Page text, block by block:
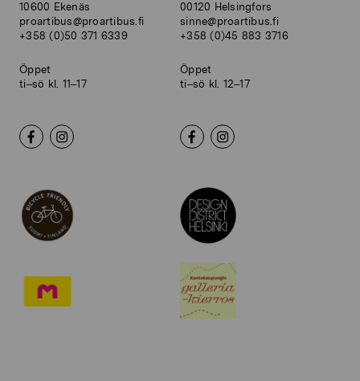
10600 Ekenäs
proartibus@proartibus.fi
+358 (0)50 371 6339
Öppet
ti–sö kl. 11–17
00120 Helsingfors
sinne@proartibus.fi
+358 (0)45 883 3716
Öppet
ti–sö kl. 12–17